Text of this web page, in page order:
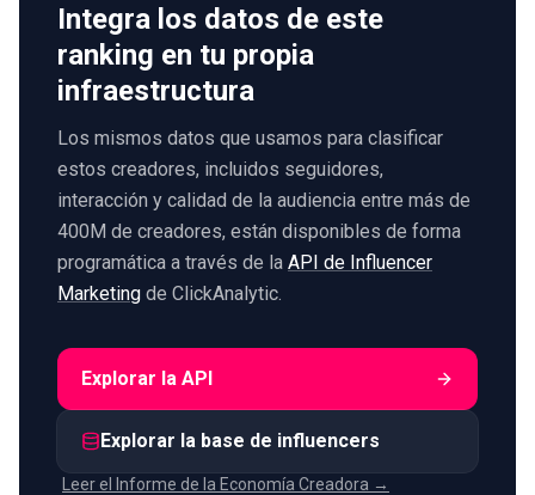
Integra los datos de este
ranking en tu propia
infraestructura
Los mismos datos que usamos para clasificar
estos creadores, incluidos seguidores,
interacción y calidad de la audiencia entre más de
400M de creadores, están disponibles de forma
programática a través de la API de Influencer
Marketing de ClickAnalytic.
Explorar la API
Explorar la base de influencers
Leer el Informe de la Economía Creadora →